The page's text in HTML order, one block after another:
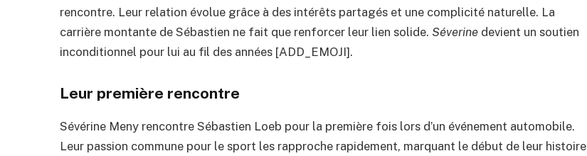
rencontre. Leur relation évolue grâce à des intérêts partagés et une complicité naturelle. La
carrière montante de Sébastien ne fait que renforcer leur lien solide. Séverine devient un soutien
inconditionnel pour lui au fil des années [ADD_EMOJI].
Leur première rencontre
Sévérine Meny rencontre Sébastien Loeb pour la première fois lors d’un événement automobile.
Leur passion commune pour le sport les rapproche rapidement, marquant le début de leur histoire